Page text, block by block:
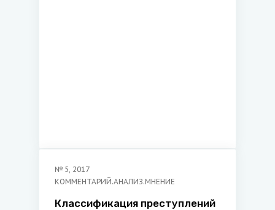
№ 5, 2017
КОММЕНТАРИЙ.АНАЛИЗ.МНЕНИЕ
Классификация преступлений